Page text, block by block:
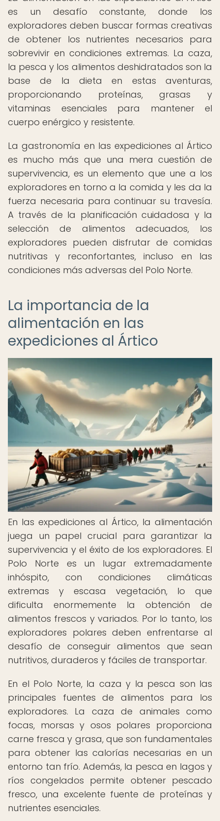
es un desafío constante, donde los
exploradores deben buscar formas creativas
de obtener los nutrientes necesarios para
sobrevivir en condiciones extremas. La caza,
la pesca y los alimentos deshidratados son la
base de la dieta en estas aventuras,
proporcionando proteínas, grasas y
vitaminas esenciales para mantener el
cuerpo enérgico y resistente.
La gastronomía en las expediciones al Ártico
es mucho más que una mera cuestión de
supervivencia, es un elemento que une a los
exploradores en torno a la comida y les da la
fuerza necesaria para continuar su travesía.
A través de la planificación cuidadosa y la
selección de alimentos adecuados, los
exploradores pueden disfrutar de comidas
nutritivas y reconfortantes, incluso en las
condiciones más adversas del Polo Norte.
La importancia de la
alimentación en las
expediciones al Ártico
En las expediciones al Ártico, la alimentación
juega un papel crucial para garantizar la
supervivencia y el éxito de los exploradores. El
Polo Norte es un lugar extremadamente
inhóspito, con condiciones climáticas
extremas y escasa vegetación, lo que
dificulta enormemente la obtención de
alimentos frescos y variados. Por lo tanto, los
exploradores polares deben enfrentarse al
desafío de conseguir alimentos que sean
nutritivos, duraderos y fáciles de transportar.
En el Polo Norte, la caza y la pesca son las
principales fuentes de alimentos para los
exploradores. La caza de animales como
focas, morsas y osos polares proporciona
carne fresca y grasa, que son fundamentales
para obtener las calorías necesarias en un
entorno tan frío. Además, la pesca en lagos y
ríos congelados permite obtener pescado
fresco, una excelente fuente de proteínas y
nutrientes esenciales.